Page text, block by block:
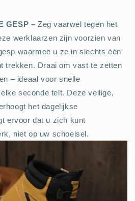
GESP – Zeg vaarwel tegen het
werklaarzen zijn voorzien van
waarmee u ze in slechts één
trekken. Draai om vast te zetten
– ideaal voor snelle
seconde telt. Deze veilige,
het dagelijkse
ervoor dat u zich kunt
niet op uw schoeisel.